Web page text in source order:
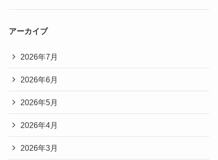
アーカイブ
2026年7月
2026年6月
2026年5月
2026年4月
2026年3月